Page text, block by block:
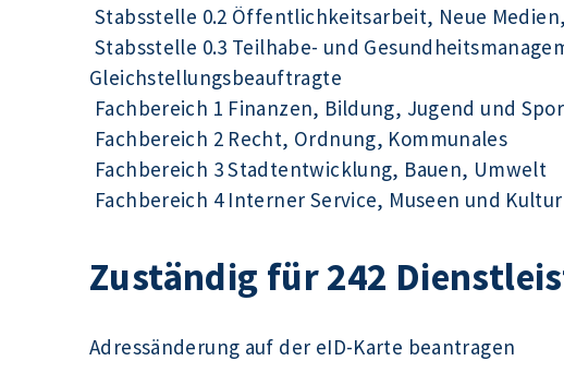
Stabsstelle 0.2 Öffentlichkeitsarbeit, Neue
Stabsstelle 0.3 Teilhabe- und
Gleichstellungsbeauftragte
Fachbereich 1 Finanzen, Bildung, Jugend und
Fachbereich 2 Recht, Ordnung, Kommunales
Fachbereich 3 Stadtentwicklung, Bauen, Umwelt
Fachbereich 4 Interner Service, Museen und Kultur
Zuständig für 242
Adressänderung auf der eID-Karte beantragen